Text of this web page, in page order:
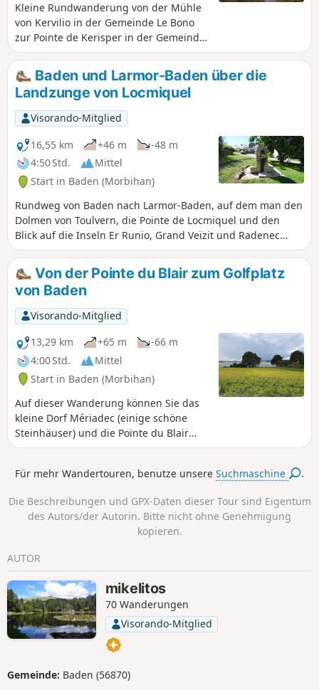
Kleine Rundwanderung von der Mühle
von Kervilio in der Gemeinde Le Bono
zur Pointe de Kerisper in der Gemeinde
Pluneret. Die Route folgt dem Fluss Le
Bono bis zu seiner Mündung in den
Fluss Auray, führt durch den Hafen und
über die alte Hängebrücke. Zu jeder
Jahreszeit begehbar, aber nach
Regenfällen sind gute Schuhe
erforderlich!
Baden und Larmor-Baden über die
Landzunge von Locmiquel
Visorando-Mitglied
16,55 km
+46 m
-48 m
4:50 Std.
Mittel
Start in Baden (Morbihan)
Rundweg von Baden nach Larmor-Baden, auf dem man den
Dolmen von Toulvern, die Pointe de Locmiquel und den
Blick auf die Inseln Er Runio, Grand Veïzit und Radenec
entdecken kann.Bei Ebbe besteht die Möglichkeit, die „7
Inseln“ zu umrunden.
Von der Pointe du Blair zum Golfplatz
von Baden
Visorando-Mitglied
13,29 km
+65 m
-66 m
4:00 Std.
Mittel
Start in Baden (Morbihan)
Auf dieser Wanderung können Sie das
kleine Dorf Mériadec (einige schöne
Steinhäuser) und die Pointe du Blair
(schöne Villen auf einem geschützten
Flusses Rivière d'Auray entlangwandern.
Für mehr Wandertouren, benutze unsereSuchmaschine .
Die Beschreibungen und GPX-Daten dieser Tour sind Eigentum
des Autors/der Autorin. Bitte nicht ohne Genehmigung
kopieren.
AUTOR
mikelitos
70 Wanderungen
Visorando-Mitglied
Gemeinde: Baden (56870)